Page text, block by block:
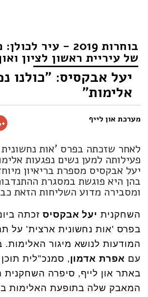
בוחרות 2019 - עיר
של עיריית ראשון לציון
יעל אבקסיס: "כולנו
אלימות"
מערכת און לייף
לאחר שזכתה בפרס 'אות
פעילותה למען נשים נפגעות
יעל אבקסיס מספרת בריאיון
בהן היא פוגשת במסגרת
ומסבירה מדוע השליחות הזאת
השחקניתיעל אבקסיס זכתה
בפרס 'אות נחשונית ארצית' על
המודעות לנושא מיגור האלימות.
עם אפרת אדמון, סמנכ"לית
באתר און לייף, סיפרה השחקנית
המאבק שלה בתופעת האלימות